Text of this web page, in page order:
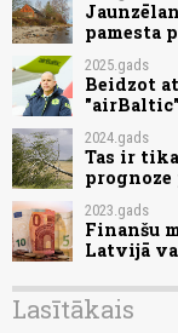
pamesta
2025.gads
Beidzot
"airBaltic"
2024.gads
Tas ir
prognoze
2023.gads
Finanšu
Latvijā
Lasītākais